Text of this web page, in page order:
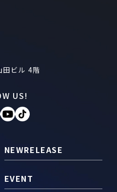
ビル 4階
US!
NEWRELEASE
EVENT